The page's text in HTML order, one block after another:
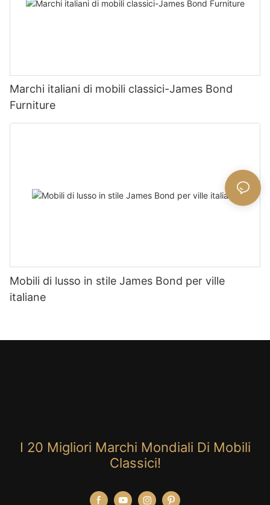
Marchi italiani di mobili classici-James Bond
Furniture
Mobili di lusso in stile James Bond per ville
italiane
I 20 Migliori Marchi Mondiali Di Mobili
Classici!